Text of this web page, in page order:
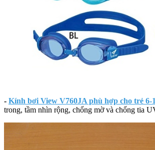
- Kính bơi View V760JA phù hợp cho trẻ 6-
trong, tầm nhìn rộng, chống mờ và chống tia